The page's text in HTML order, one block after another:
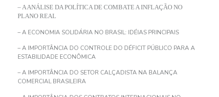
– A ANÁLISE DA POLÍTICA DE COMBATE A INFLAÇÃO NO
PLANO REAL
– A ECONOMIA SOLIDÁRIA NO BRASIL: IDÉIAS PRINCIPAIS
– A IMPORTÂNCIA DO CONTROLE DO DÉFICIT PÚBLICO PARA A
ESTABILIDADE ECONÔMICA
– A IMPORTÂNCIA DO SETOR CALÇADISTA NA BALANÇA
COMERCIAL BRASILEIRA